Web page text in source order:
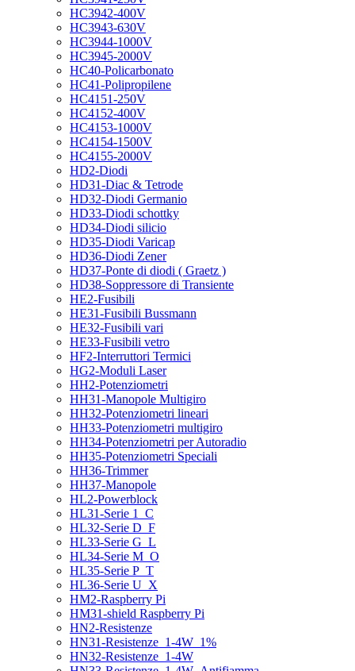
HC3942-400V
HC3943-630V
HC3944-1000V
HC3945-2000V
HC40-Policarbonato
HC41-Polipropilene
HC4151-250V
HC4152-400V
HC4153-1000V
HC4154-1500V
HC4155-2000V
HD2-Diodi
HD31-Diac & Tetrode
HD32-Diodi Germanio
HD33-Diodi schottky
HD34-Diodi silicio
HD35-Diodi Varicap
HD36-Diodi Zener
HD37-Ponte di diodi ( Graetz )
HD38-Soppressore di Transiente
HE2-Fusibili
HE31-Fusibili Bussmann
HE32-Fusibili vari
HE33-Fusibili vetro
HF2-Interruttori Termici
HG2-Moduli Laser
HH2-Potenziometri
HH31-Manopole Multigiro
HH32-Potenziometri lineari
HH33-Potenziometri multigiro
HH34-Potenziometri per Autoradio
HH35-Potenziometri Speciali
HH36-Trimmer
HH37-Manopole
HL2-Powerblock
HL31-Serie 1_C
HL32-Serie D_F
HL33-Serie G_L
HL34-Serie M_O
HL35-Serie P_T
HL36-Serie U_X
HM2-Raspberry Pi
HM31-shield Raspberry Pi
HN2-Resistenze
HN31-Resistenze_1-4W_1%
HN32-Resistenze_1-4W